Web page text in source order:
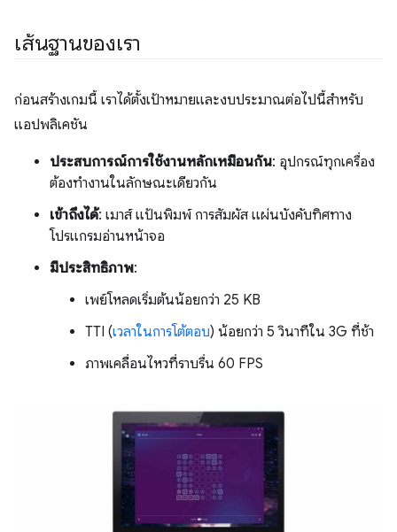
เส้นฐานของเรา
ก่อนสร้างเกมนี้ เราได้ตั้งเป้าหมายและงบประมาณต่อไปนี้สําหรับ
แอปพลิเคชัน
ประสบการณ์การใช้งานหลักเหมือนกัน: อุปกรณ์ทุกเครื่อง
ต้องทำงานในลักษณะเดียวกัน
เข้าถึงได้: เมาส์ แป้นพิมพ์ การสัมผัส แผ่นบังคับทิศทาง
โปรแกรมอ่านหน้าจอ
มีประสิทธิภาพ:
เพย์โหลดเริ่มต้นน้อยกว่า 25 KB
TTI (เวลาในการโต้ตอบ) น้อยกว่า 5 วินาทีใน 3G ที่ช้า
ภาพเคลื่อนไหวที่ราบรื่น 60 FPS